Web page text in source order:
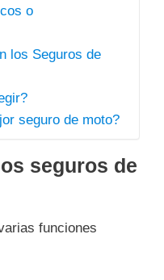
o
los Seguros de
seguro de moto?
seguros de
funciones